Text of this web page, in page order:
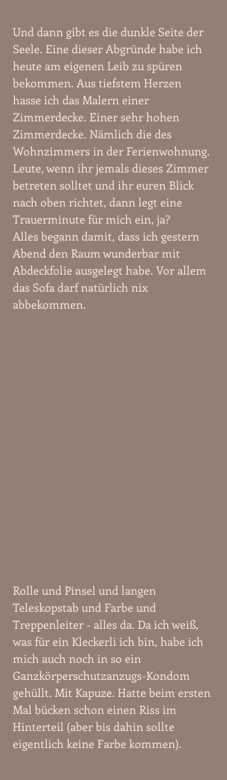
Und dann gibt es die dunkle Seite der
Seele. Eine dieser Abgründe habe ich
heute am eigenen Leib zu spüren
bekommen. Aus tiefstem Herzen
hasse ich das Malern einer
Zimmerdecke. Einer sehr hohen
Zimmerdecke. Nämlich die des
Wohnzimmers in der Ferienwohnung.
Leute, wenn ihr jemals dieses Zimmer
betreten solltet und ihr euren Blick
nach oben richtet, dann legt eine
Trauerminute für mich ein, ja?
Alles begann damit, dass ich gestern
Abend den Raum wunderbar mit
Abdeckfolie ausgelegt habe. Vor allem
das Sofa darf natürlich nix
abbekommen.
Rolle und Pinsel und langen
Teleskopstab und Farbe und
Treppenleiter - alles da. Da ich weiß,
was für ein Kleckerli ich bin, habe ich
mich auch noch in so ein
Ganzkörperschutzanzugs-Kondom
gehüllt. Mit Kapuze. Hatte beim ersten
Mal bücken schon einen Riss im
Hinterteil (aber bis dahin sollte
eigentlich keine Farbe kommen).